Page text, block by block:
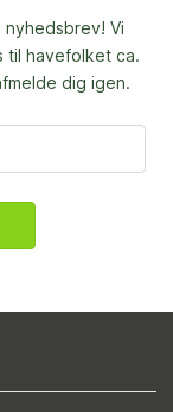
Vi
til havefolket ca.
dig igen.